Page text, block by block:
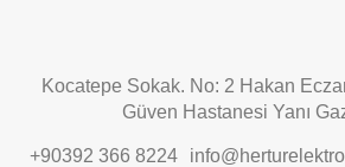
Kocatepe Sokak. No: 2 Hakan
Güven Hastanesi Yanı
+90392 366 8224